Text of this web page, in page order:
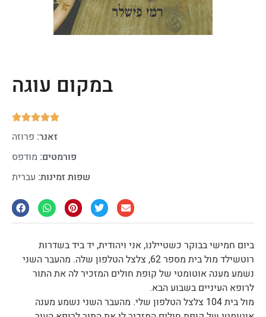
במקום עוגה





זאנר: פרוזה
פורמטים: מודפס
שפות זמינות: עברית
ביום חמישי בבוקר כשטיילנו, אני ויהודית, יד ביד בשדרות
רוטשילד מול בית מספר 62, צלצל הטלפון שלה. מהעבר השני
נשמע מענה אוטומטי של קופת חולים המזכיר לה את התור
לרופא העיניים בשבוע הבא.
מול בית 104 צלצל הטלפון שלי. מהעבר השני נשמע מענה